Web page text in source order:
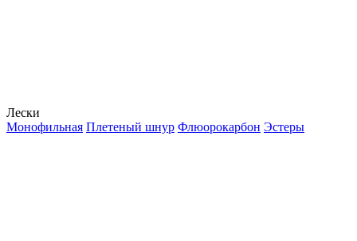
Лески
Монофильная Плетеный шнур Флюорокарбон Эстеры